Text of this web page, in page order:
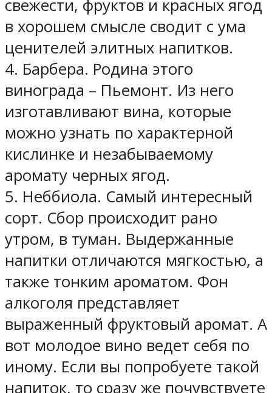
свежести, фруктов и красных ягод
в хорошем смысле сводит с ума
ценителей элитных напитков.
4. Барбера. Родина этого
винограда – Пьемонт. Из него
изготавливают вина, которые
можно узнать по характерной
кислинке и незабываемому
аромату черных ягод.
5. Неббиола. Самый интересный
сорт. Сбор происходит рано
утром, в туман. Выдержанные
напитки отличаются мягкостью, а
также тонким ароматом. Фон
алкоголя представляет
выраженный фруктовый аромат. А
вот молодое вино ведет себя по
иному. Если вы попробуете такой
напиток, то сразу же почувствуете